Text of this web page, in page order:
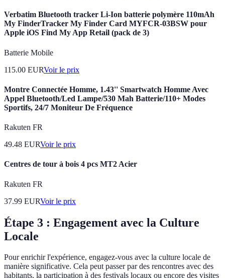
Verbatim Bluetooth tracker Li-Ion batterie polymère 110mAh
My FinderTracker My Finder Card MYFCR-03BSW pour
Apple iOS Find My App Retail (pack de 3)
Batterie Mobile
115.00 EURVoir le prix
Montre Connectée Homme, 1.43'' Smartwatch Homme Avec
Appel Bluetooth/Led Lampe/530 Mah Batterie/110+ Modes
Sportifs, 24/7 Moniteur De Fréquence
Rakuten FR
49.48 EURVoir le prix
Centres de tour à bois 4 pcs MT2 Acier
Rakuten FR
37.99 EURVoir le prix
Étape 3 : Engagement avec la Culture
Locale
Pour enrichir l'expérience, engagez-vous avec la culture locale de
manière significative. Cela peut passer par des rencontres avec des
habitants, la participation à des festivals locaux ou encore des visites